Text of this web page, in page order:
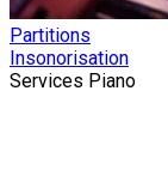
Partitions
Insonorisation
Services Piano